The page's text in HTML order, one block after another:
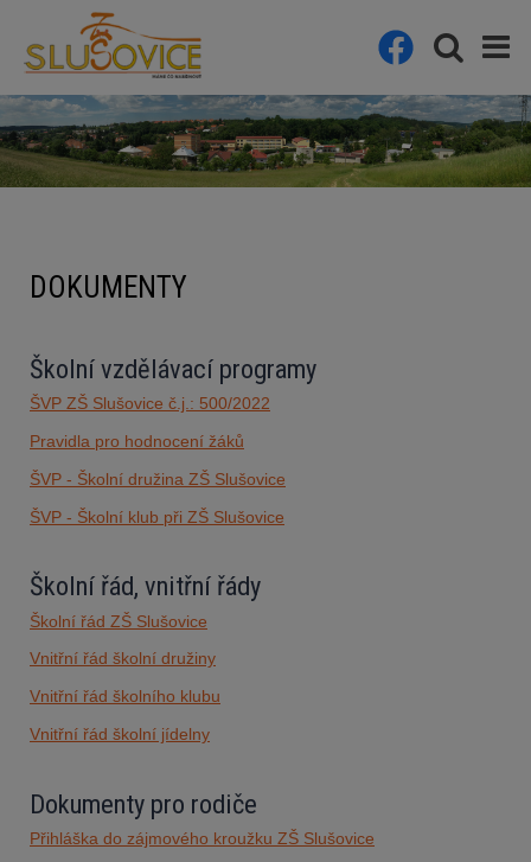
DOKUMENTY
Školní vzdělávací programy
ŠVP ZŠ Slušovice č.j.: 500/2022
Pravidla pro hodnocení žáků
ŠVP - Školní družina ZŠ Slušovice
ŠVP - Školní klub při ZŠ Slušovice
Školní řád, vnitřní řády
Školní řád ZŠ Slušovice
Vnitřní řád školní družiny
Vnitřní řád školního klubu
Vnitřní řád školní jídelny
Dokumenty pro rodiče
Přihláška do zájmového kroužku ZŠ Slušovice